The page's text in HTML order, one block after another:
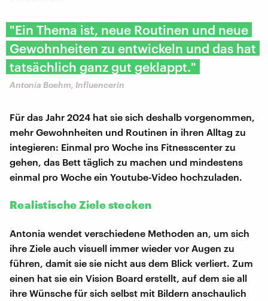
"Ein Thema ist, neue Routinen und neue
Gewohnheiten zu entwickeln und das hat
tatsächlich ganz gut geklappt."
Antonia Boehm, Influencerin
Für das Jahr 2024 hat sie sich deshalb vorgenommen,
mehr Gewohnheiten und Routinen in ihren Alltag zu
integieren: Einmal pro Woche ins Fitnesscenter zu
gehen, das Bett täglich zu machen und mindestens
einmal pro Woche ein Youtube-Video hochzuladen.
Realistische Ziele stecken
Antonia wendet verschiedene Methoden an, um sich
ihre Ziele auch visuell immer wieder vor Augen zu
führen, damit sie sie nicht aus dem Blick verliert. Zum
einen hat sie ein Vision Board erstellt, auf dem sie all
ihre Wünsche für sich selbst mit Bildern anschaulich